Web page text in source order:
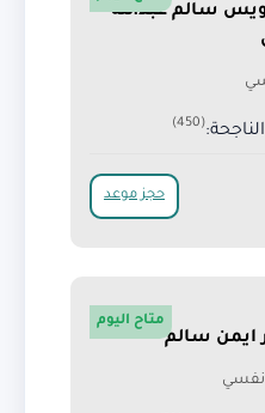
سالم عبدالله
(450)
حجز موعد
ايمن سالم
نفسي
متاح اليوم